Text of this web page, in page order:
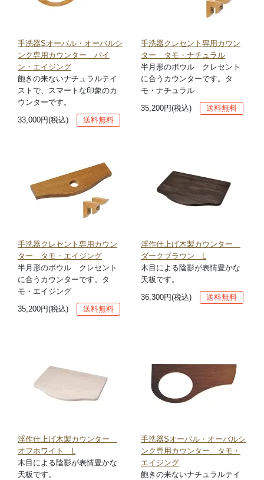
手洗器Sオーバル・オーバルシ
ンク専用カウンター パイ
ン・エイジング
飽きの来ないナチュラルテイ
ストで、スマートな印象のカ
ウンターです。
33,000円(税込)
送料無料
手洗器クレセント専用カウン
ター タモ・ナチュラル
半月形のボウル クレセント
に合うカウンターです。タ
モ・ナチュラル
35,200円(税込)
送料無料
手洗器クレセント専用カウン
ター タモ・エイジング
半月形のボウル クレセント
に合うカウンターです。タ
モ・エイジング
35,200円(税込)
送料無料
浮作仕上げ木製カウンター
ダークブラウン L
木目による陰影が表情豊かな
天板です。
36,300円(税込)
送料無料
浮作仕上げ木製カウンター
オフホワイト L
木目による陰影が表情豊かな
天板です。
手洗器Sオーバル・オーバルシ
ンク専用カウンター タモ・
エイジング
飽きの来ないナチュラルテイ